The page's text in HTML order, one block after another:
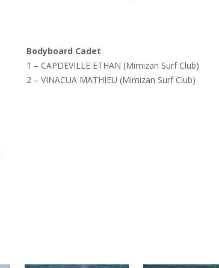
Bodyboard Cadet
1 – CAPDEVILLE ETHAN (Mimizan Surf Club)
2 – VINACUA MATHIEU (Mimizan Surf Club)